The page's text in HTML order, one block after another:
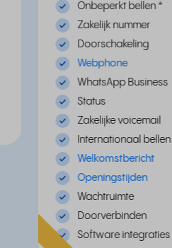
Onbeperkt bellen *
Zakelijk nummer
Doorschakeling
Webphone
WhatsApp Business
Status
Zakelijke voicemail
Internationaal bellen
Welkomstbericht
Openingstijden
Wachtruimte
Doorverbinden
Software integraties